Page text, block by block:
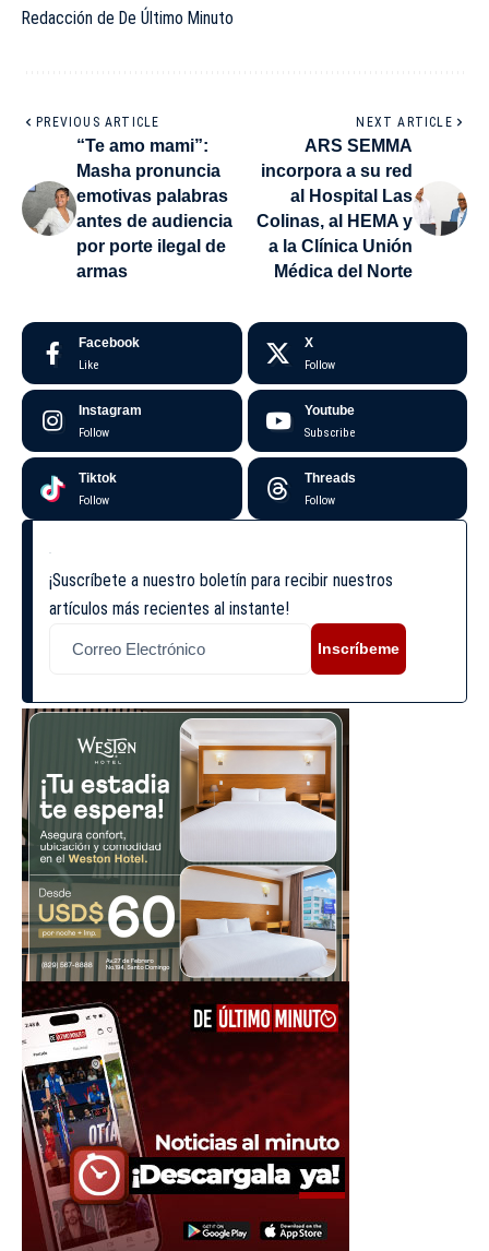
Redacción de De Último Minuto
PREVIOUS ARTICLE
“Te amo mami”:
Masha pronuncia
emotivas palabras
antes de audiencia
por porte ilegal de
armas
NEXT ARTICLE
ARS SEMMA
incorpora a su red
al Hospital Las
Colinas, al HEMA y
a la Clínica Unión
Médica del Norte
Facebook
Like
X
Follow
Instagram
Follow
Youtube
Subscribe
Tiktok
Follow
Threads
Follow
¡Suscríbete a nuestro boletín para recibir nuestros
artículos más recientes al instante!
Inscríbeme